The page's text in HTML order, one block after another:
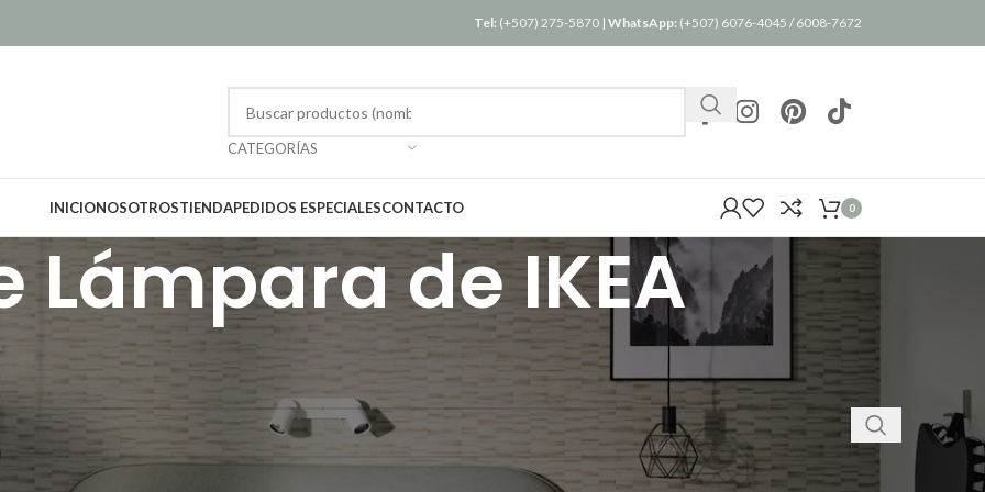
Tel: (+507) 275-5870 | WhatsApp: (+507) 6076-4045 /6008-7672
CATEGORÍAS
INICIONOSOTROSTIENDAPEDIDOS ESPECIALESCONTACTO 0
Lámpara de IKEA